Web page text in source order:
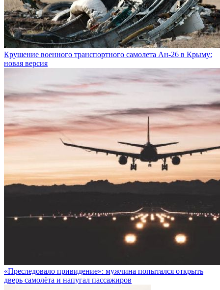
Крушение военного транспортного самолета Ан-26 в Крыму:
новая версия
«Преследовало привидение»: мужчина попытался открыть
дверь самолёта и напугал пассажиров